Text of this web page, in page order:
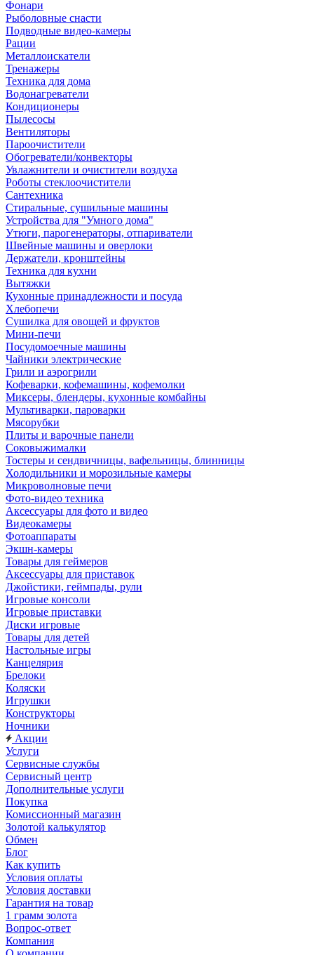
Фонари
Рыболовные снасти
Подводные видео-камеры
Рации
Металлоискатели
Тренажеры
Техника для дома
Водонагреватели
Кондиционеры
Пылесосы
Вентиляторы
Пароочистители
Обогреватели/конвекторы
Увлажнители и очистители воздуха
Роботы стеклоочистители
Сантехника
Стиральные, сушильные машины
Устройства для "Умного дома"
Утюги, парогенераторы, отпариватели
Швейные машины и оверлоки
Держатели, кронштейны
Техника для кухни
Вытяжки
Кухонные принадлежности и посуда
Хлебопечи
Сушилка для овощей и фруктов
Мини-печи
Посудомоечные машины
Чайники электрические
Грили и аэрогрили
Кофеварки, кофемашины, кофемолки
Миксеры, блендеры, кухонные комбайны
Мультиварки, пароварки
Мясорубки
Плиты и варочные панели
Соковыжималки
Тостеры и сендвичницы, вафельницы, блинницы
Холодильники и морозильные камеры
Микроволновые печи
Фото-видео техника
Аксессуары для фото и видео
Видеокамеры
Фотоаппараты
Экшн-камеры
Товары для геймеров
Аксессуары для приставок
Джойстики, геймпады, рули
Игровые консоли
Игровые приставки
Диски игровые
Товары для детей
Настольные игры
Канцелярия
Брелоки
Коляски
Игрушки
Конструкторы
Ночники
Акции
Услуги
Сервисные службы
Сервисный центр
Дополнительные услуги
Покупка
Комиссионный магазин
Золотой калькулятор
Обмен
Блог
Как купить
Условия оплаты
Условия доставки
Гарантия на товар
1 грамм золота
Вопрос-ответ
Компания